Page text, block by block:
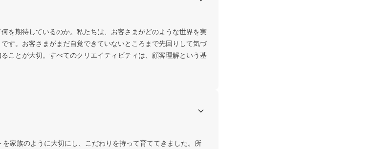
を期待しているのか。私たちは、お客さまがどのような世界を実
す。お客さまがまだ自覚できていないところまで先回りして気づ
ことが大切。すべてのクリエイティビティは、顧客理解という基
家族のように大切にし、こだわりを持って育ててきました。所